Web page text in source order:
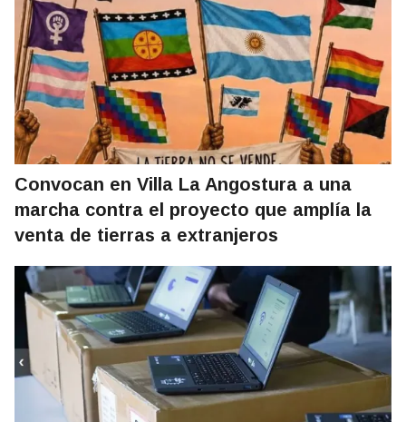
Convocan en Villa La Angostura a una
marcha contra el proyecto que amplía la
venta de tierras a extranjeros